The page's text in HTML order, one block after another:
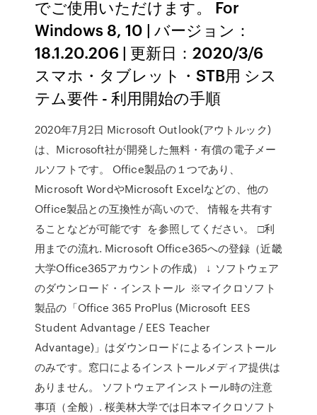
でご使用いただけます。 For
Windows 8, 10 | バージョン：
18.1.20.206 | 更新日：2020/3/6
スマホ・タブレット・STB用 シス
テム要件 - 利用開始の手順
2020年7月2日 Microsoft Outlook(アウトルック)
は、Microsoft社が開発した無料・有償の電子メー
ルソフトです。 Office製品の１つであり、
Microsoft WordやMicrosoft Excelなどの、他の
Office製品との互換性が高いので、 情報を共有す
ることなどが可能です を参照してください。 □利
用までの流れ. Microsoft Office365への登録（近畿
大学Office365アカウントの作成） ↓ ソフトウェア
のダウンロード・インストール ※マイクロソフト
製品の「Office 365 ProPlus (Microsoft EES
Student Advantage / EES Teacher
Advantage)」はダウンロードによるインストール
のみです。窓口によるインストールメディア提供は
ありません。 ソフトウェアインストール時の注意
事項（全般）. 桜美林大学では日本マイクロソフト